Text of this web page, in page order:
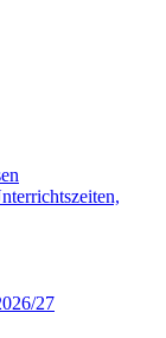
27